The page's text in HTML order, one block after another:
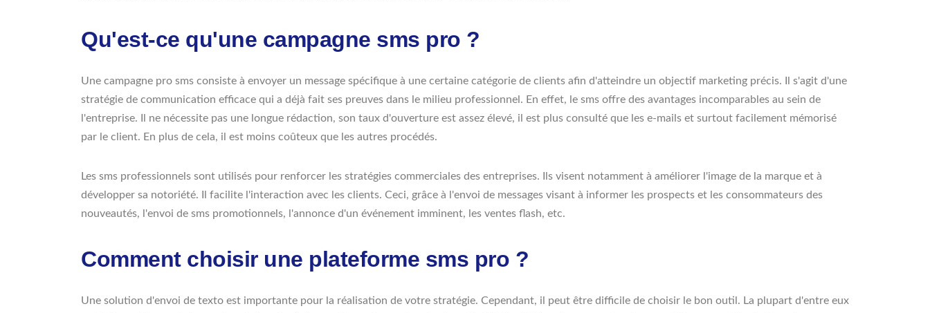
Qu'est-ce qu'une campagne sms pro ?
Une campagne pro sms consiste à envoyer un message spécifique à une certaine catégorie de clients afin d'atteindre un objectif marketing précis. Il s'agit d'une
stratégie de communication efficace qui a déjà fait ses preuves dans le milieu professionnel. En effet, le sms offre des avantages incomparables au sein de
l'entreprise. Il ne nécessite pas une longue rédaction, son taux d'ouverture est assez élevé, il est plus consulté que les e-mails et surtout facilement mémorisé
par le client. En plus de cela, il est moins coûteux que les autres procédés.
Les sms professionnels sont utilisés pour renforcer les stratégies commerciales des entreprises. Ils visent notamment à améliorer l'image de la marque et à
développer sa notoriété. Il facilite l'interaction avec les clients. Ceci, grâce à l'envoi de messages visant à informer les prospects et les consommateurs des
nouveautés, l'envoi de sms promotionnels, l'annonce d'un événement imminent, les ventes flash, etc.
Comment choisir une plateforme sms pro ?
Une solution d'envoi de texto est importante pour la réalisation de votre stratégie. Cependant, il peut être difficile de choisir le bon outil. La plupart d'entre eux